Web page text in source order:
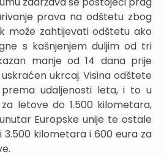
prava na odštetu zbog
može zahtijevati odštetu ako
s kašnjenjem duljim od tri
manje od 14 dana prije
ukrcaj. Visina odštete
udaljenosti leta, i to u
letove do 1.500 kilometara,
Europske unije te ostale
3.500 kilometara i 600 eura za